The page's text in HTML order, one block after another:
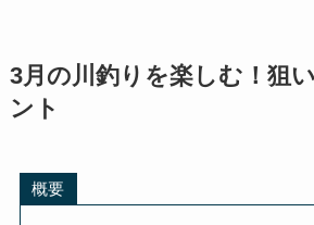
3月の川釣りを楽しむ！狙
ント
概要